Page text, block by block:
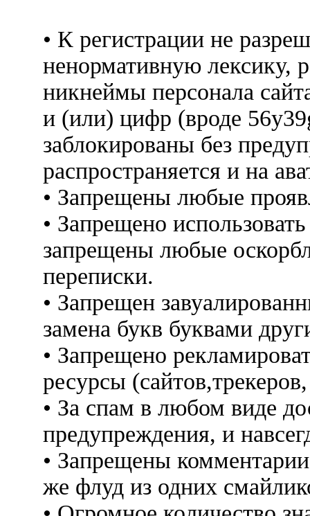
• К регистрации не
ненормативную лексику,
никнеймы персонала
и (или) цифр (вроде
заблокированы без
распространяется и на
• Запрещены любые
• Запрещено
запрещены любые
переписки.
• Запрещен
замена букв буквами
• Запрещено
ресурсы
• За спам в любом виде
предупреждения, и
• Запрещены
же флуд из одних